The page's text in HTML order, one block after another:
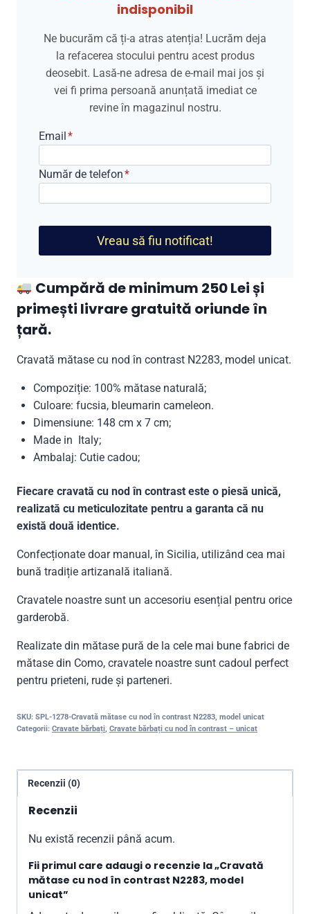
indisponibil
Ne bucurăm că ți-a atras atenția! Lucrăm deja
la refacerea stocului pentru acest produs
deosebit. Lasă-ne adresa de e-mail mai jos și
vei fi prima persoană anunțată imediat ce
revine în magazinul nostru.
Email*
Număr de telefon*
Vreau să fiu notificat!
Cumpără de minimum 250 Lei și
primești livrare gratuită oriunde în
țară.
Cravată mătase cu nod în contrast N2283, model unicat.
Compoziție: 100% mătase naturală;
Culoare: fucsia, bleumarin cameleon.
Dimensiune: 148 cm x 7 cm;
Made in Italy;
Ambalaj: Cutie cadou;
Fiecare cravată cu nod în contrast este o piesă unică,
realizată cu meticulozitate pentru a garanta că nu
există două identice.
Confecționate doar manual, în Sicilia, utilizând cea mai
bună tradiție artizanală italiană.
Cravatele noastre sunt un accesoriu esențial pentru orice
garderobă.
Realizate din mătase pură de la cele mai bune fabrici de
mătase din Como, cravatele noastre sunt cadoul perfect
pentru prieteni, rude și parteneri.
SKU: SPL-1278-Cravată mătase cu nod în contrast N2283, model unicat
Categorii: Cravate bărbați, Cravate bărbați cu nod în contrast – unicat
Recenzii (0)
Recenzii
Nu există recenzii până acum.
Fii primul care adaugi o recenzie la „Cravată
mătase cu nod în contrast N2283, model
unicat”